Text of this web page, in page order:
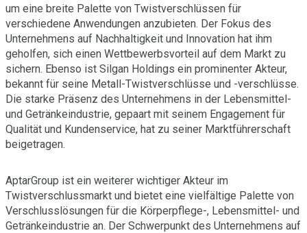
um eine breite Palette von Twistverschlüssen für
verschiedene Anwendungen anzubieten. Der Fokus des
Unternehmens auf Nachhaltigkeit und Innovation hat ihm
geholfen, sich einen Wettbewerbsvorteil auf dem Markt zu
sichern. Ebenso ist Silgan Holdings ein prominenter Akteur,
bekannt für seine Metall-Twistverschlüsse und -verschlüsse.
Die starke Präsenz des Unternehmens in der Lebensmittel-
und Getränkeindustrie, gepaart mit seinem Engagement für
Qualität und Kundenservice, hat zu seiner Marktführerschaft
beigetragen.
AptarGroup ist ein weiterer wichtiger Akteur im
Twistverschlussmarkt und bietet eine vielfältige Palette von
Verschlusslösungen für die Körperpflege-, Lebensmittel- und
Getränkeindustrie an. Der Schwerpunkt des Unternehmens auf